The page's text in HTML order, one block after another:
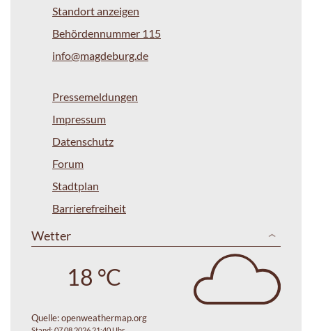
Standort anzeigen
Behördennummer 115
info@magdeburg.de
Pressemeldungen
Impressum
Datenschutz
Forum
Stadtplan
Barrierefreiheit
Wetter
18 °C
Quelle:openweathermap.org